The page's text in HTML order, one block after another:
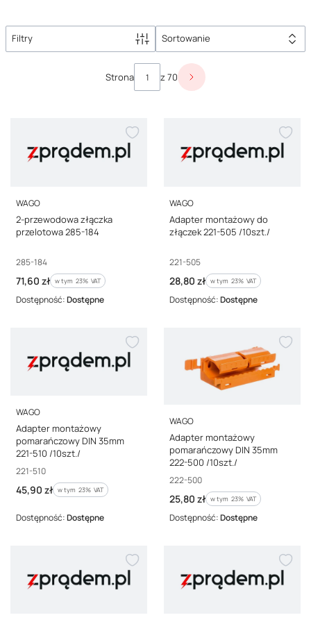
Filtry Sortowanie
Lista produktówStrona z 70 Następne produkty
PRODUCENT
WAGO
2-przewodowa złączka
przelotowa 285-184
Kod producenta
285-184
Cena brutto
71,60 zł w tym %s VAT
w tym 23% VAT
Dostępność:Dostępne
PRODUCENT
WAGO
Adapter montażowy do
złączek 221-505 /10szt./
Kod producenta
221-505
Cena brutto
28,80 zł w tym %s VAT
w tym 23% VAT
Dostępność:Dostępne
PRODUCENT
WAGO
Adapter montażowy
pomarańczowy DIN 35mm
221-510 /10szt./
Kod producenta
221-510
Cena brutto
45,90 zł w tym %s VAT
w tym 23% VAT
Dostępność:Dostępne
PRODUCENT
WAGO
Adapter montażowy
pomarańczowy DIN 35mm
222-500 /10szt./
Kod producenta
222-500
Cena brutto
25,80 zł w tym %s VAT
w tym 23% VAT
Dostępność:Dostępne